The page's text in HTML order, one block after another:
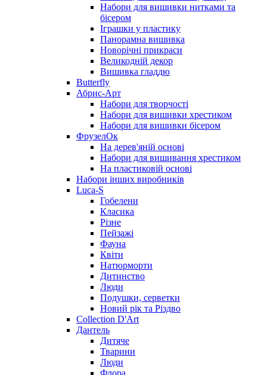
Набори для вишивки нитками та
бісером
Іграшки у пластику
Панорамна вишивка
Новорічні прикраси
Великодній декор
Вишивка гладдю
Butterfly
Абрис-Арт
Набори для творчості
Набори для вишивки хрестиком
Набори для вишивки бісером
ФрузелОк
На дерев'яній основі
Набори для вишивання хрестиком
На пластиковій основі
Набори інших виробників
Luca-S
Гобелени
Класика
Різне
Пейзажі
Фауна
Квіти
Натюрморти
Дитинство
Люди
Подушки, серветки
Новий рік та Різдво
Collection D'Art
Дантель
Дитяче
Тварини
Люди
Флора